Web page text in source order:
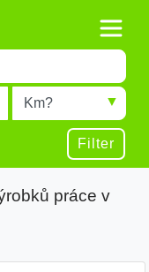
Radius
Filter
práce v